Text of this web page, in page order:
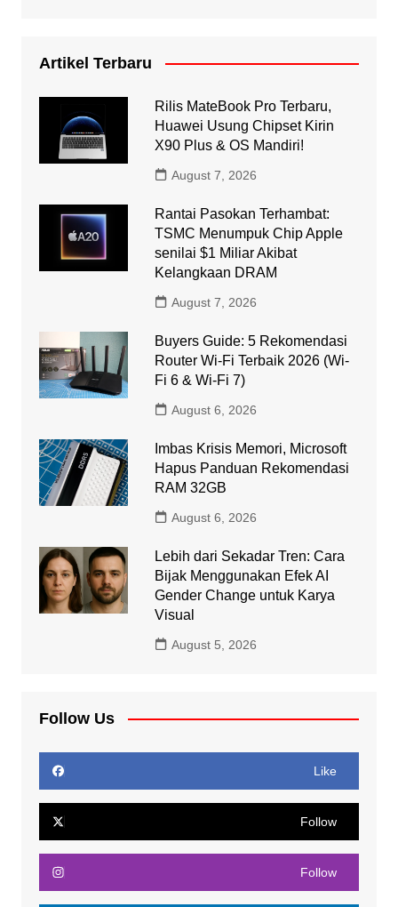
Artikel Terbaru
Rilis MateBook Pro Terbaru,
Huawei Usung Chipset Kirin
X90 Plus & OS Mandiri!
August 7, 2026
Rantai Pasokan Terhambat:
TSMC Menumpuk Chip Apple
senilai $1 Miliar Akibat
Kelangkaan DRAM
August 7, 2026
Buyers Guide: 5 Rekomendasi
Router Wi-Fi Terbaik 2026 (Wi-
Fi 6 & Wi-Fi 7)
August 6, 2026
Imbas Krisis Memori, Microsoft
Hapus Panduan Rekomendasi
RAM 32GB
August 6, 2026
Lebih dari Sekadar Tren: Cara
Bijak Menggunakan Efek AI
Gender Change untuk Karya
Visual
August 5, 2026
Follow Us
Like
Follow
Follow